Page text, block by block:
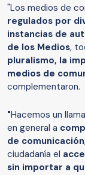
"Los medios de
regulados por
instancias de
de los Medios,
pluralismo, la
medios de
complementaron.
"Hacemos un
en general a
de comunicación
ciudadanía el
sin importar a